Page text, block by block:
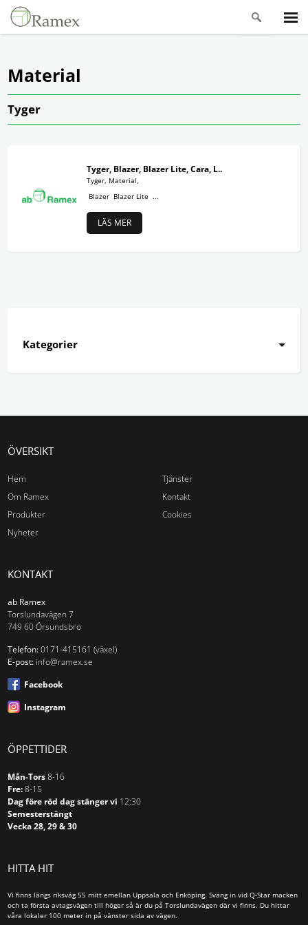
Material
Tyger
Tyger, Blazer, Blazer Lite, Cara, L..
Tyger, Material,
Blazer Blazer Lite ...
LÄS MER
Kategorier
Tillbehör
Bokställ
Klädhängare
Tidning & Broschyrställ
Hylla
Papper och broschyrfack
Aluminiumram
Golv
Vägg
Ramspända projektionsytor
ÖVERSIKT
Hem
Om Ramex
Produkter
Nyheter
Tjänster
Kontakt
Cookies
KONTAKT
ab Ramex
Torslundavägen 7
749 60 Örsundsbro
Telefon: 0171-415161 (växel)
E-post: info@ramex.se
Facebook
Instagram
ÖPPETTIDER
Mån-Tors 8-16
Fre: 8-15
Dag före röd dag stänger vi 12:30
Semesterstängt
Vecka 28, 29 & 30
HITTA HIT
Vi finns längs riksväg 55 mitt emellan Uppsala och Enköping. Sväng in vid Q-Star macken
och ta första avtagsvägen till höger så är du på Torslundavägen där vi finns. Du hittar
våra lokaler 100 meter in på vänster sida av vägen.